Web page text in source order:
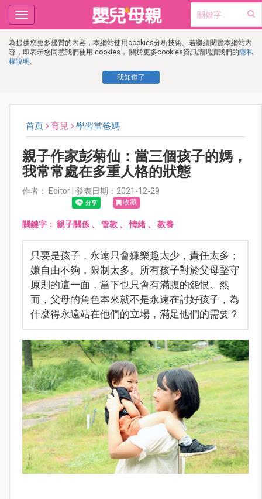
為提供您更多優質的內容，本網站使用cookies分析技術。若繼續閱覽本網站內
容，即表示您同意我們使用 cookies， 關於更多cookies資訊請閱讀我們的隱私
權說明 。
我知道了
Toggle
navigation
首頁 育兒 學習當爸媽
親子作家彭菊仙：當三個孩子的媽，
我常常處在多重人格的狀態
作者： Editor | 發表日期：2021-12-29
收藏
關鍵字： 親子關係、 管教、情緒、 教養
只要是孩子，永遠只會嫌樂趣太少，責任太多；
嫌自由不夠，限制太多。所有孩子對於父母堅守
原則的這一面，當下也只會有滿腹的怨恨。然
而，父母的角色本來就不是永遠在討好孩子，為
什麼得永遠站在他們的立場，滿足他們的需要？